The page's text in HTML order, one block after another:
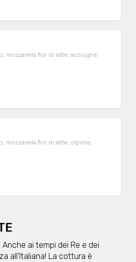
mozzarella fior di latte, acciughe,
mozzarella fior di latte, cipolle,
ai tempi dei Re e dei
all’Italiana! La cottura è